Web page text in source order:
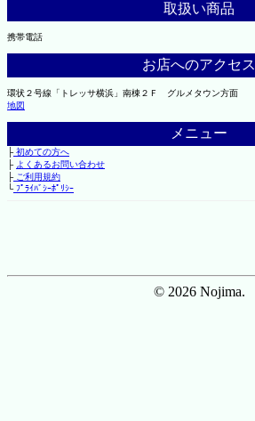
取扱い商品
携帯電話
お店へのアクセス
環状２号線「トレッサ横浜」南棟２Ｆ グルメタウン方面
地図
メニュー
├初めての方へ
├ よくあるお問い合わせ
├ご利用規約
└ﾌﾟﾗｲﾊﾞｼｰﾎﾟﾘｼｰ
© 2026 Nojima.